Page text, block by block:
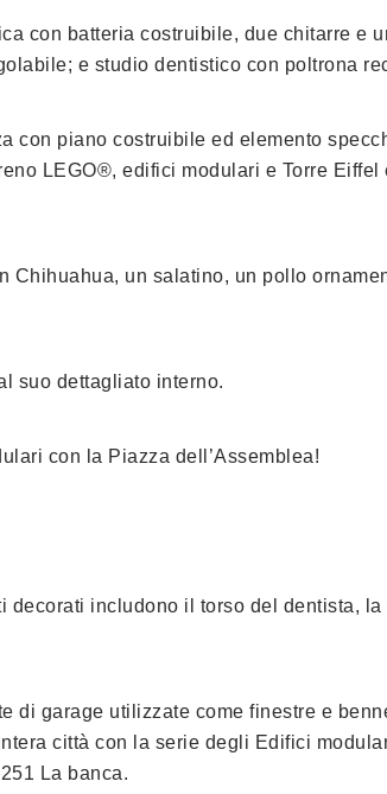
con batteria costruibile, due chitarre e
e studio dentistico con poltrona
con piano costruibile ed elemento
LEGO®, edifici modulari e Torre
Chihuahua, un salatino, un pollo
suo dettagliato interno.
con la Piazza dell’Assemblea!
decorati includono il torso del dentista,
di garage utilizzate come finestre e
città con la serie degli Edifici
La banca.